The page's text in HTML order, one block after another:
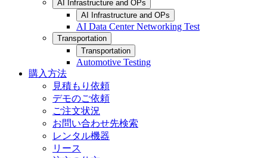
AI Infrastructure and OPs
AI Infrastructure and OPs
AI Data Center Networking Test
Transportation
Transportation
Automotive Testing
購入方法
見積もり依頼
デモのご依頼
ご注文状況
お問い合わせ先検索
レンタル機器
リース